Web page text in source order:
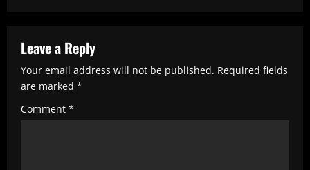
R
e
a
d
Leave a Reply
Your email address will not be published. Required fields
are marked *
Comment *